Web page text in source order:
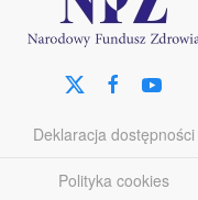
Deklaracja dostępności
Polityka cookies